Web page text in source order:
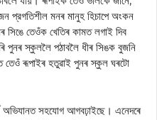
প্রগতিশীল মনৰ মানুহ হিচাপে অংকন
সিঙে তেওঁক খেতিৰ কামত লগাই দিব
পুনৰ স্কুললৈ পঠাবলৈ ধীৰ সিঙক বুজনি
তেওঁ ৰূপাইৰ হতুৱাই পুনৰ স্কুল ঘৰটো
অভিযানত সহযোগ আগবঢ়াইছে। এনেদৰে